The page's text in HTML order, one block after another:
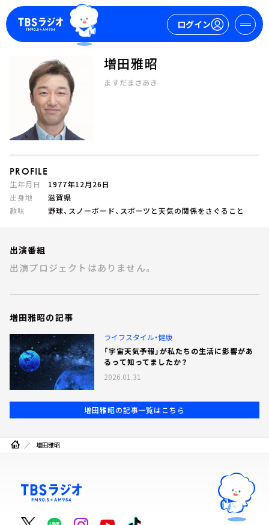
ログイン
マイページ
ログイン
今日の番組表
トピックス
TBS Podcast
お知らせ
イベント・グッズ
会社情報
増田雅昭
ますだまさあき
PROFILE
生年月日
1977年12月26日
出身地
滋賀県
趣味
野球、スノーボード、スポーツと天気の関係をさぐること
出演番組
出演プロジェクトはありません。
増田雅昭の記事
ライフスタイル・健康
「宇宙天気予報」が私たちの生活に影響があ
るって知ってましたか？
2026.01.31
増田雅昭の記事一覧はこちら
増田雅昭